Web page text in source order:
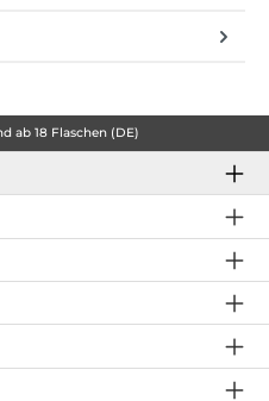
ab 18 Flaschen (DE)